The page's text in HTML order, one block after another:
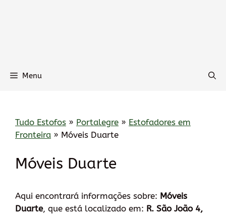
Menu
Tudo Estofos » Portalegre » Estofadores em
Fronteira » Móveis Duarte
Móveis Duarte
Aqui encontrará informações sobre: Móveis
Duarte, que está localizado em: R. São João 4,